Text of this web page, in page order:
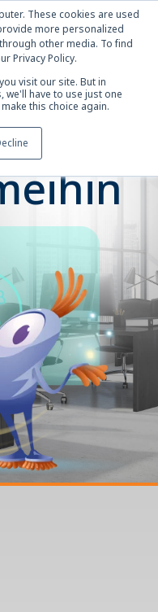
These cookies are used
more personalized
other media. To find
Privacy Policy.
visit our site. But in
have to use just one
this choice again.